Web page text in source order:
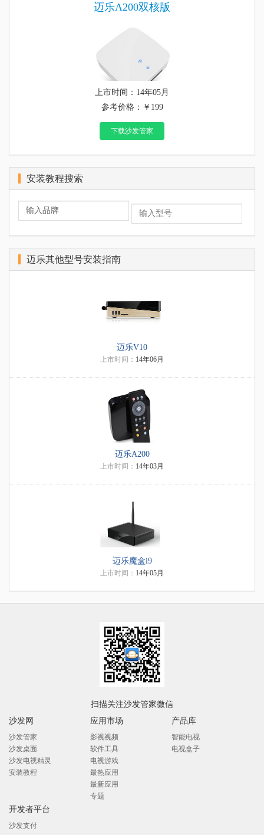
迈乐A200双核版
上市时间：14年05月
参考价格：￥199
下载沙发管家
安装教程搜索
迈乐其他型号安装指南
迈乐V10
上市时间： 14年06月
迈乐A200
上市时间： 14年03月
迈乐魔盒i9
上市时间： 14年05月
扫描关注沙发管家微信
沙发网
沙发管家
沙发桌面
沙发电视精灵
安装教程
应用市场
影视视频
软件工具
电视游戏
最热应用
最新应用
专题
产品库
智能电视
电视盒子
开发者平台
沙发支付